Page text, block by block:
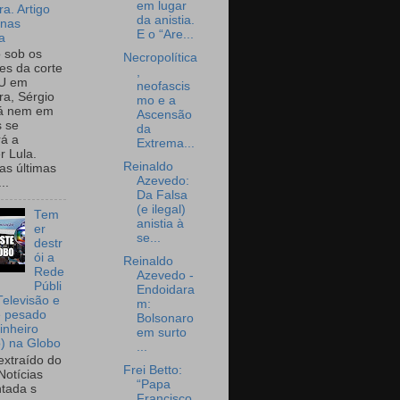
Artigo
sob os
da corte
em
Sérgio
nem em
se
a
Lula.
últimas
Tem
er
destr
ói a
Rede
Públi
e
pesado
na Globo
do
s
em lugar
da anistia.
E o “Are...
Necropolítica
neofascis
mo e a
Ascensão
da
Extrema...
Reinaldo
Azevedo:
Da Falsa
(e ilegal)
anistia à
se...
Reinaldo
Azevedo -
Endoidara
m:
Bolsonaro
em surto
...
Frei Betto:
“Papa